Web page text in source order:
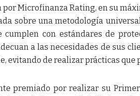
Microfinanza Rating, en su
sobre una metodología
con estándares de
a las necesidades de sus
evitando de realizar prácticas que
premiado por realizar su